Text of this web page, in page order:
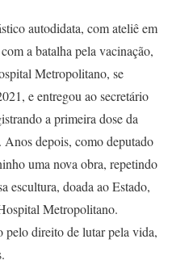
autodidata, com ateliê em
a batalha pela vacinação,
Metropolitano, se
e entregou ao secretário
a primeira dose da
depois, como deputado
uma nova obra, repetindo
escultura, doada ao Estado,
Metropolitano.
pelo direito de lutar pela vida,